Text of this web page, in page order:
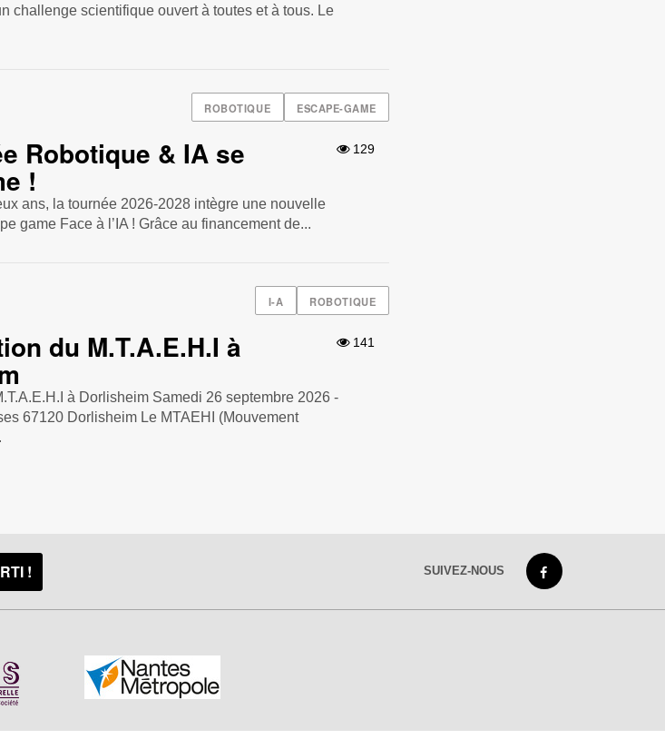
challenge scientifique ouvert à toutes et à tous. Le
ROBOTIQUE ESCAPE-GAME
129
Robotique & IA se
!
ans, la tournée 2026-2028 intègre une nouvelle
game Face à l’IA ! Grâce au financement de...
I-A ROBOTIQUE
141
du M.T.A.E.H.I à
à Dorlisheim Samedi 26 septembre 2026 -
67120 Dorlisheim Le MTAEHI (Mouvement
! SUIVEZ-NOUS